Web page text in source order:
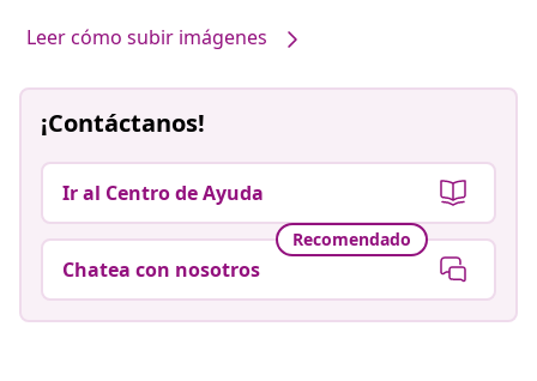
Leer cómo subir imágenes
¡Contáctanos!
Ir al Centro de Ayuda
Recomendado
Chatea con nosotros